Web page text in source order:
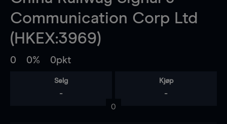
Communication Corp Ltd
(HKEX:3969)
0 0% 0pkt
Selg
-
Kjøp
-
0